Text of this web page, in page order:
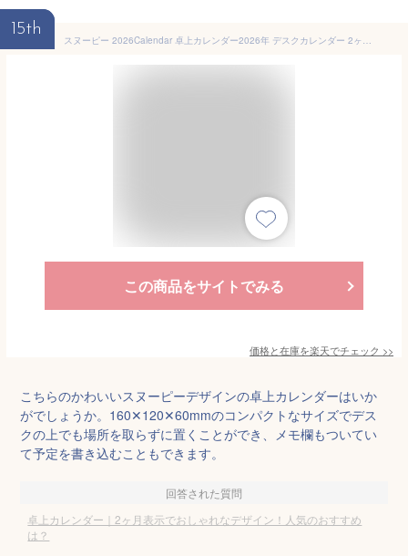
15th
スヌーピー 2026Calendar 卓上カレンダー2026年 デスクカレンダー 2ヶ月表示 ピーナッツ サンスター文具 オフィス インテリア 書き込み キャラクター 令和8年暦 メール便可 シネマコレクション
この商品をサイトでみる
価格と在庫を楽天でチェック >>
こちらのかわいいスヌーピーデザインの卓上カレンダーはいか
がでしょうか。160✕120✕60mmのコンパクトなサイズでデス
クの上でも場所を取らずに置くことができ、メモ欄もついてい
て予定を書き込むこともできます。
回答された質問
卓上カレンダー｜2ヶ月表示でおしゃれなデザイン！人気のおすすめ
は？